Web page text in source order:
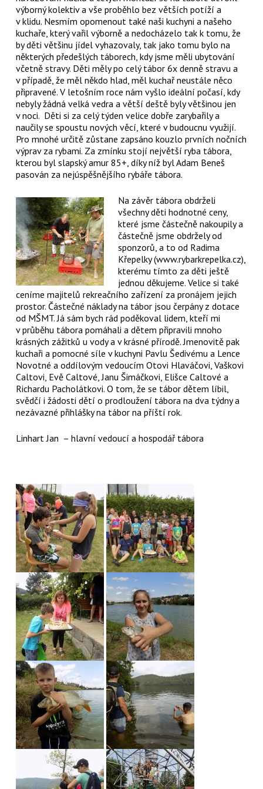
výborný kolektiv a vše proběhlo bez větších potíží a
v klidu. Nesmím opomenout také naši kuchyni a našeho
kuchaře, který vařil výborně a nedocházelo tak k tomu, že
by děti většinu jídel vyhazovaly, tak jako tomu bylo na
některých předešlých táborech, kdy jsme měli ubytování
včetně stravy. Děti měly po celý tábor 6x denně stravu a
v případě, že měl někdo hlad, měl kuchař neustále něco
připravené. V letošním roce nám vyšlo ideální počasí, kdy
nebyly žádná velká vedra a větší deště byly většinou jen
v noci. Děti si za celý týden velice dobře zarybařily a
naučily se spoustu nových věcí, které v budoucnu využijí.
Pro mnohé určitě zůstane zapsáno kouzlo prvních nočních
výprav za rybami. Za zmínku stojí největší ryba tábora,
kterou byl slapský amur 85+, díky níž byl Adam Beneš
pasován za nejúspěšnějšího rybáře tábora.
Na závěr tábora obdrželi
všechny děti hodnotné ceny,
které jsme částečně nakoupily a
částečně jsme obdržely od
sponzorů, a to od Radima
Křepelky (www.rybarkrepelka.cz),
kterému tímto za děti ještě
jednou děkujeme. Velice si také
ceníme majitelů rekreačního zařízení za pronájem jejich
prostor. Částečné náklady na tábor jsou čerpány z dotace
od MŠMT. Já sám bych rád poděkoval lidem, kteří mi
v průběhu tábora pomáhali a dětem připravili mnoho
krásných zážitků u vody a v krásné přírodě. Jmenovitě pak
kuchaři a pomocné síle v kuchyni Pavlu Šedivému a Lence
Novotné a oddílovým vedoucím Otovi Hlaváčovi, Vaškovi
Caltovi, Evě Caltové, Janu Šimáčkovi, Elišce Caltové a
Richardu Pacholátkovi. O tom, že se tábor dětem líbil,
svědčí i žádosti dětí o prodloužení tábora na dva týdny a
nezávazné přihlášky na tábor na příští rok.
Linhart Jan – hlavní vedoucí a hospodář tábora